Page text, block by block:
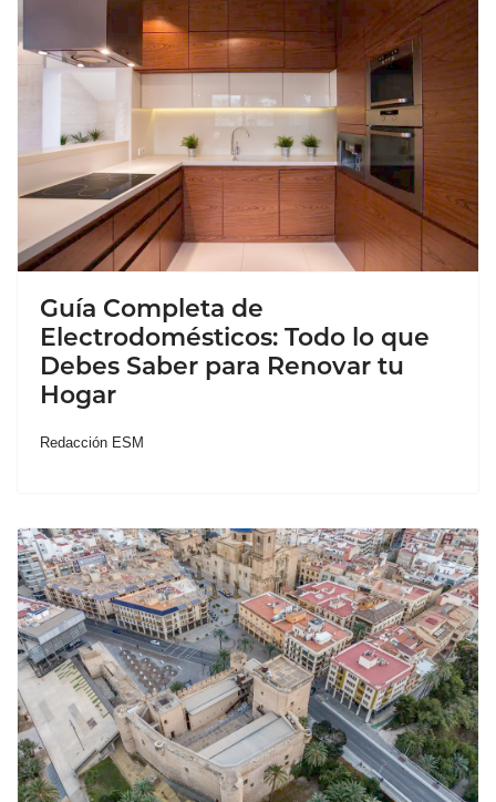
Guía Completa de
Electrodomésticos: Todo lo que
Debes Saber para Renovar tu
Hogar
Redacción ESM